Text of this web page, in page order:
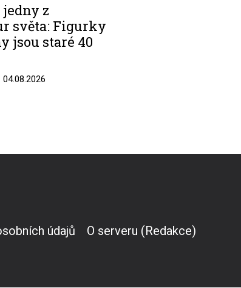
z
světa: Figurky
jsou staré 40
04.08.2026
údajů O serveru (Redakce)